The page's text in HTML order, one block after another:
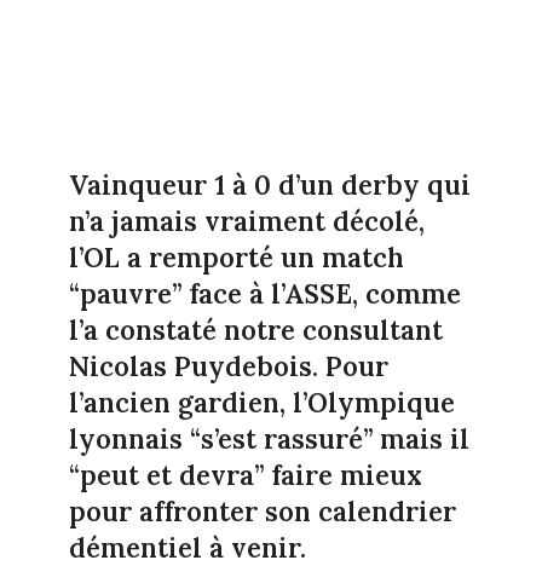
Vainqueur 1 à 0 d’un derby qui
n’a jamais vraiment décolé,
l’OL a remporté un match
“pauvre” face à l’ASSE, comme
l’a constaté notre consultant
Nicolas Puydebois. Pour
l’ancien gardien, l’Olympique
lyonnais “s’est rassuré” mais il
“peut et devra” faire mieux
pour affronter son calendrier
démentiel à venir.